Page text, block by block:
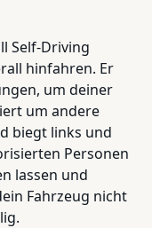
Self-Driving
hinfahren. Er
um deiner
um andere
biegt links und
Personen
lassen und
Fahrzeug nicht